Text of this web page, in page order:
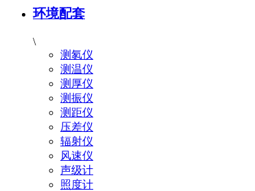
环境配套
\
测氡仪
测温仪
测厚仪
测振仪
测距仪
压差仪
辐射仪
风速仪
声级计
照度计